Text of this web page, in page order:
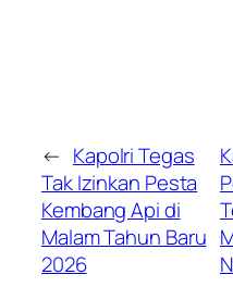
← Kapolri Tegas
Tak Izinkan Pesta
Kembang Api di
Malam Tahun Baru
2026